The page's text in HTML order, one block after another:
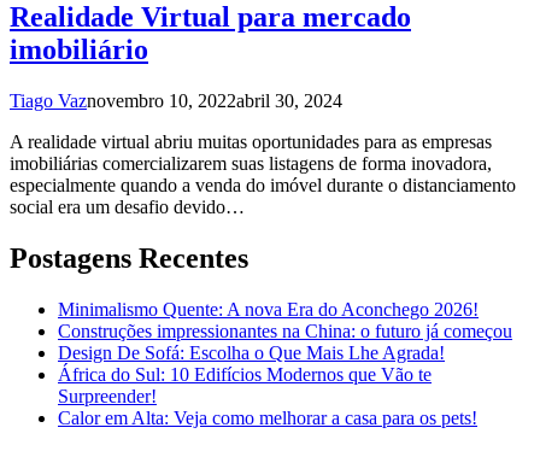
Realidade Virtual para mercado
imobiliário
Tiago Vaznovembro 10, 2022abril 30, 2024
A realidade virtual abriu muitas oportunidades para as empresas
imobiliárias comercializarem suas listagens de forma inovadora,
especialmente quando a venda do imóvel durante o distanciamento
social era um desafio devido…
Postagens Recentes
Minimalismo Quente: A nova Era do Aconchego 2026!
Construções impressionantes na China: o futuro já começou
Design De Sofá: Escolha o Que Mais Lhe Agrada!
África do Sul: 10 Edifícios Modernos que Vão te
Surpreender!
Calor em Alta: Veja como melhorar a casa para os pets!